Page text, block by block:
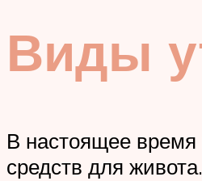
Виды
В настоящее время
средств для